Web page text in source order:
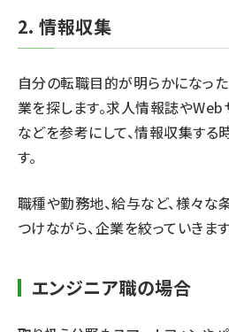
2. 情報収集
自分の転職目的が明らかになっ
業を探します。求人情報誌やWeb
などを参考にして、情報収集する
す。
職種や勤務地、給与など、様々
つけながら、企業を絞っていきます
エンジニア職の場合